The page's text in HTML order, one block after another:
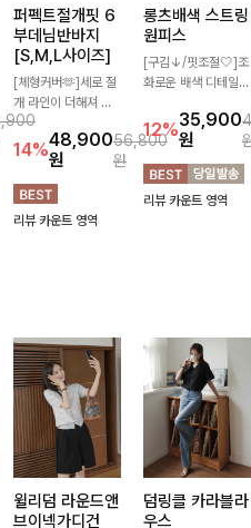
퍼펙트절개핏 6
부데님반바지
[S,M,L사이즈]
[체형커버🫶]세로 절
개 라인이 더해져 다
리 라인을 더욱 길고
슬림하게 연출해주는
5부 데님 반바지 🤍
부담 없는 기장과 여
유로운 핏으로 편안하
게 착용되며 다양한
14%48,900
원
56,800
원
리뷰 카운트 영역
롱츠배색 스트링
원피스
[구김↓/핏조절🤍]조
화로운 배색 디테일로
스! 스트링이 내장되
어있어 여리여리한 라
인을 만들어주고 넉넉
한 포켓으로 실용성까
지 갖췄어요:)
12%35,900
원
리뷰 카운트 영역
윌리덤 라운드앤
브이넥가디건
덤링클 카라블라
우스